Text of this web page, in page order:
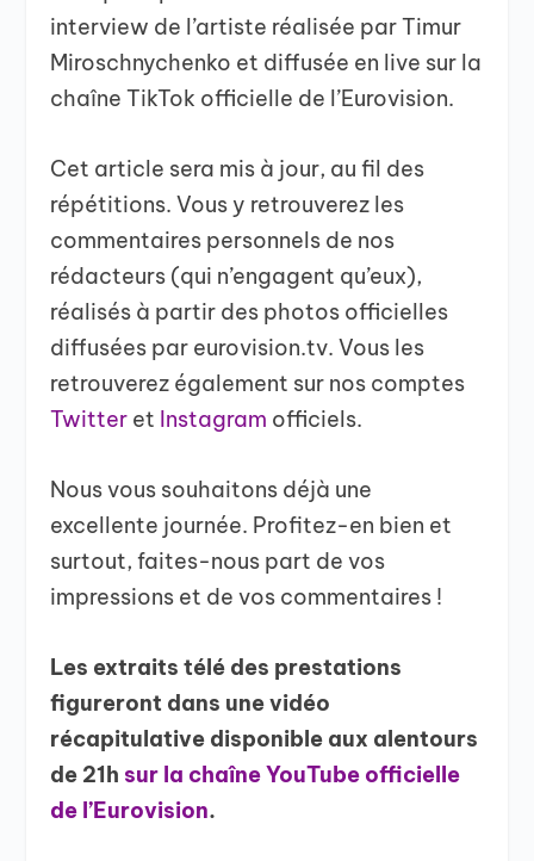
interview de l’artiste réalisée par Timur
Miroschnychenko et diffusée en live sur la
chaîne TikTok officielle de l’Eurovision.
Cet article sera mis à jour, au fil des
répétitions. Vous y retrouverez les
commentaires personnels de nos
rédacteurs (qui n’engagent qu’eux),
réalisés à partir des photos officielles
diffusées par eurovision.tv. Vous les
retrouverez également sur nos comptes
Twitter et Instagram officiels.
Nous vous souhaitons déjà une
excellente journée. Profitez-en bien et
surtout, faites-nous part de vos
impressions et de vos commentaires !
Les extraits télé des prestations
figureront dans une vidéo
récapitulative disponible aux alentours
de 21h sur la chaîne YouTube officielle
de l’Eurovision.